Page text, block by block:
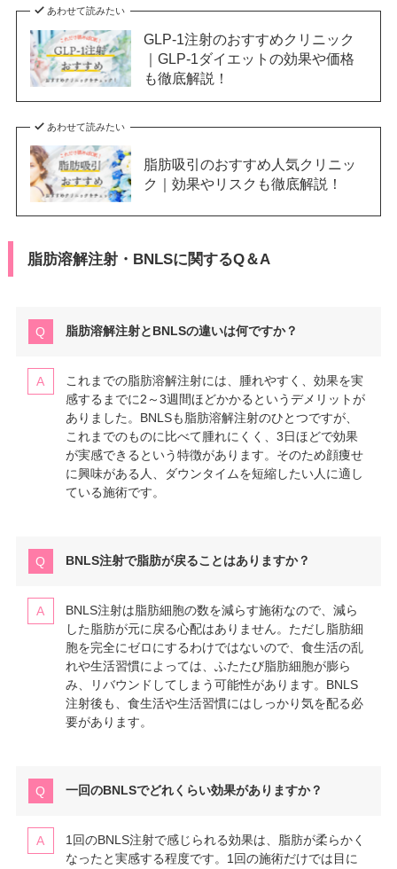
あわせて読みたい
GLP-1注射のおすすめクリニック
｜GLP-1ダイエットの効果や価格
も徹底解説！
あわせて読みたい
脂肪吸引のおすすめ人気クリニッ
ク｜効果やリスクも徹底解説！
脂肪溶解注射・BNLSに関するQ＆A
脂肪溶解注射とBNLSの違いは何ですか？
これまでの脂肪溶解注射には、腫れやすく、効果を実
感するまでに2～3週間ほどかかるというデメリットが
ありました。BNLSも脂肪溶解注射のひとつですが、
これまでのものに比べて腫れにくく、3日ほどで効果
が実感できるという特徴があります。そのため顔痩せ
に興味がある人、ダウンタイムを短縮したい人に適し
ている施術です。
BNLS注射で脂肪が戻ることはありますか？
BNLS注射は脂肪細胞の数を減らす施術なので、減ら
した脂肪が元に戻る心配はありません。ただし脂肪細
胞を完全にゼロにするわけではないので、食生活の乱
れや生活習慣によっては、ふたたび脂肪細胞が膨ら
み、リバウンドしてしまう可能性があります。BNLS
注射後も、食生活や生活習慣にはしっかり気を配る必
要があります。
一回のBNLSでどれくらい効果がありますか？
1回のBNLS注射で感じられる効果は、脂肪が柔らかく
なったと実感する程度です。1回の施術だけでは目に